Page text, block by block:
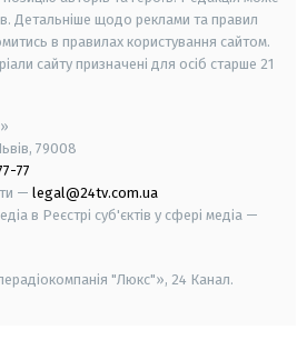
Детальніше щодо реклами та правил
в правилах користування сайтом.
сайту призначені для осіб старше 21
79008
77
— legal@24tv.com.ua
в Реєстрі суб'єктів у сфері медіа —
"Люкс"», 24 Канал.